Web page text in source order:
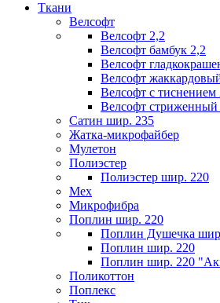
Ткани
Велсофт
Велсофт 2,2
Велсофт бамбук 2,2
Велсофт
Велсофт
Велсофт с тиснением
Велсофт стриженный
Сатин шир. 235
Жатка-микрофайбер
Мулетон
Полиэстер
Полиэстер шир. 220
Мех
Микрофибра
Поплин шир. 220
Поплин Душечка
Поплин шир. 220
Поплин шир. 220
Поликоттон
Поплекс